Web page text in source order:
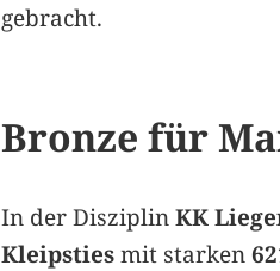
gebracht.
Bronze für
In der DisziplinKK
Kleipstiesmit starken